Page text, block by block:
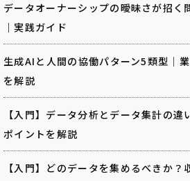
データオーナーシップの曖昧さが招く
｜実践ガイド
生成AIと人間の協働パターン5類型｜
を解説
【入門】データ分析とデータ集計の
ポイントを解説
【入門】どのデータを集めるべきか